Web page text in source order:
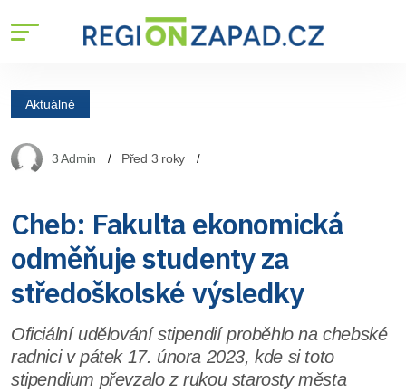
Aktuálně
3 Admin Před 3 roky
Cheb: Fakulta ekonomická
odměňuje studenty za
středoškolské výsledky
Oficiální udělování stipendií proběhlo na chebské
radnici v pátek 17. února 2023, kde si toto
stipendium převzalo z rukou starosty města